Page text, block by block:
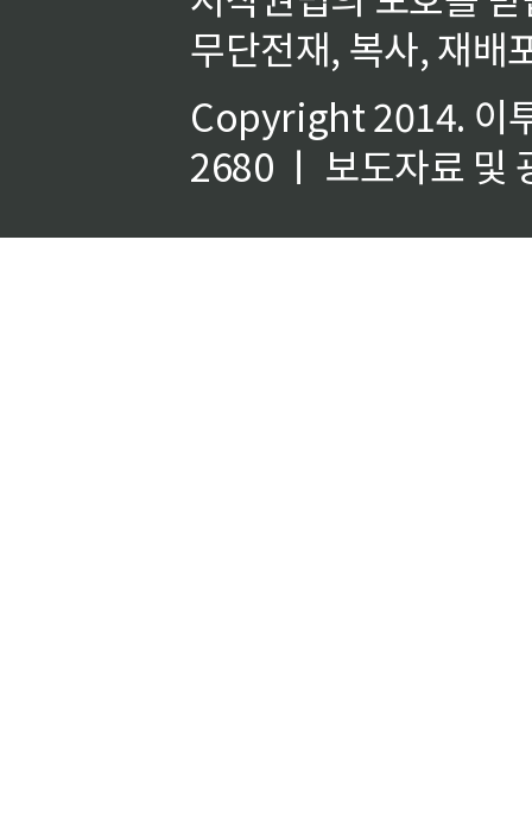
무단전재, 복사, 재배
Copyright 2014. 이
2680 ㅣ 보도자료